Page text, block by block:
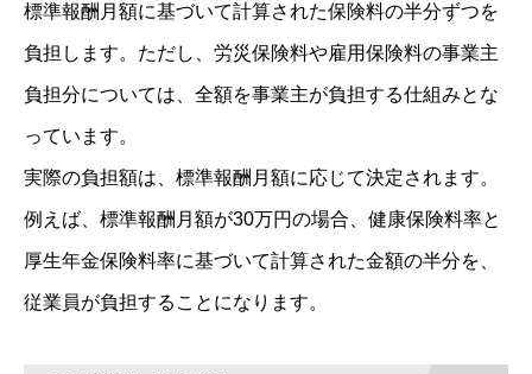
標準報酬月額に基づいて計算された保険料の半分ずつを
負担します。ただし、労災保険料や雇用保険料の事業主
負担分については、全額を事業主が負担する仕組みとな
っています。
実際の負担額は、標準報酬月額に応じて決定されます。
例えば、標準報酬月額が30万円の場合、健康保険料率と
厚生年金保険料率に基づいて計算された金額の半分を、
従業員が負担することになります。